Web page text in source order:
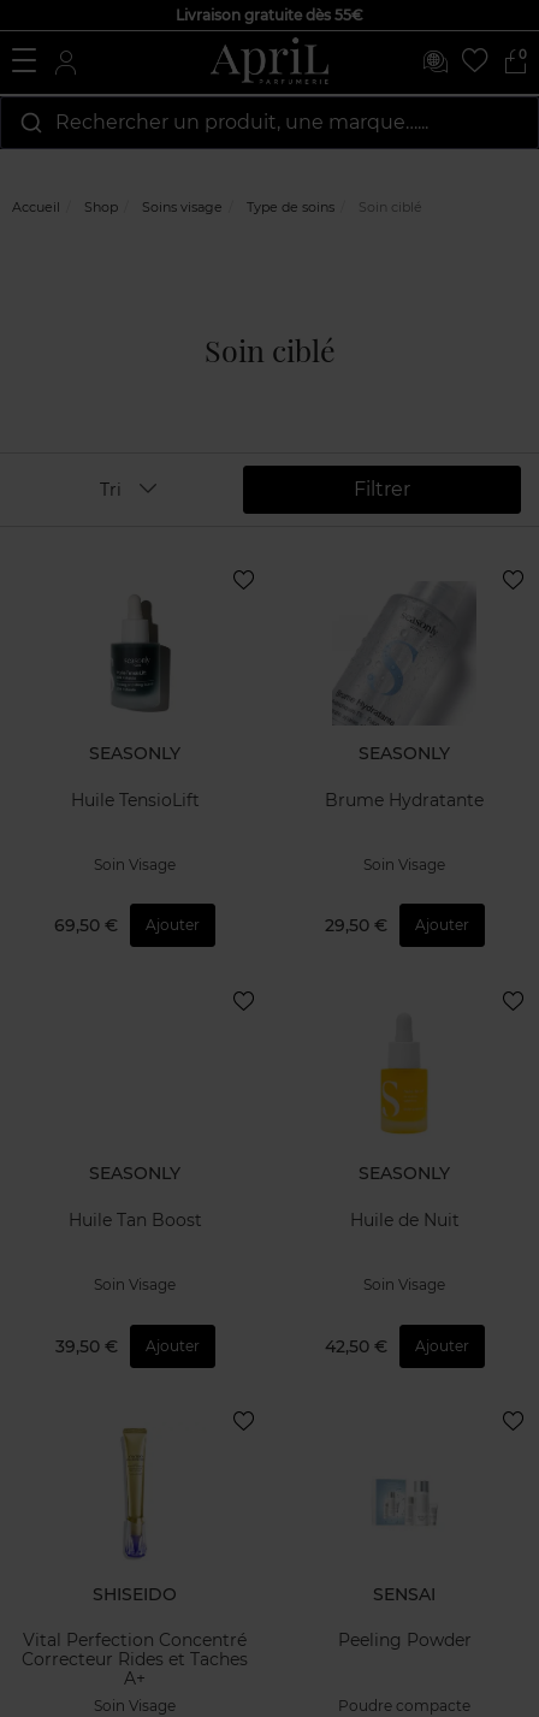
Livraison gratuite dès 55€
0
Rechercher un produit, une marque…...
Accueil Shop Soins visage Type de soins Soin ciblé
Soin ciblé
Filtrer
Tri
SEASONLY
Huile TensioLift
Soin Visage
69,50 € Ajouter
SEASONLY
Brume Hydratante
Soin Visage
29,50 € Ajouter
SEASONLY
Huile Tan Boost
Soin Visage
39,50 € Ajouter
SEASONLY
Huile de Nuit
Soin Visage
42,50 € Ajouter
SHISEIDO
Vital Perfection Concentré
Correcteur Rides et Taches
A+
Soin Visage
SENSAI
Peeling Powder
Poudre compacte